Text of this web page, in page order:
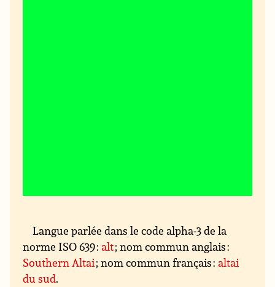
Langue parlée dans le code alpha-3 de la
norme ISO 639 :alt; nom commun anglais :
Southern Altai; nom commun français :altai
du sud.